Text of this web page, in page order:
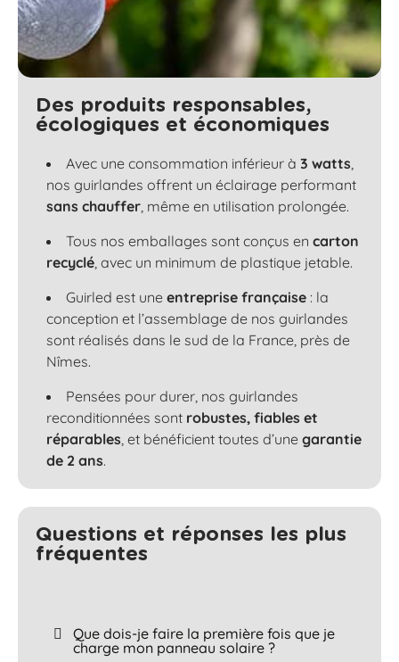
Des produits responsables,
écologiques et économiques
Avec une consommation inférieur à 3 watts
nos guirlandes offrent un éclairage performant
sans chauffer , même en utilisation prolongée.
Tous nos emballages sont conçus en carton
recyclé , avec un minimum de plastique jetable.
Guirled est une entreprise française : la
conception et l’assemblage de nos guirlandes
sont réalisés dans le sud de la France, près de
Nîmes.
Pensées pour durer, nos guirlandes
reconditionnées sont robustes, fiables et
réparables , et bénéficient toutes d’une garantie
de 2 ans.
Questions et réponses les plus
fréquentes​
Que dois-je faire la première fois que je
charge mon panneau solaire ?